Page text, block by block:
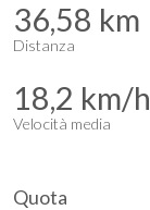
36,58 km
Distanza
18,2 km/h
Velocità media
Quota